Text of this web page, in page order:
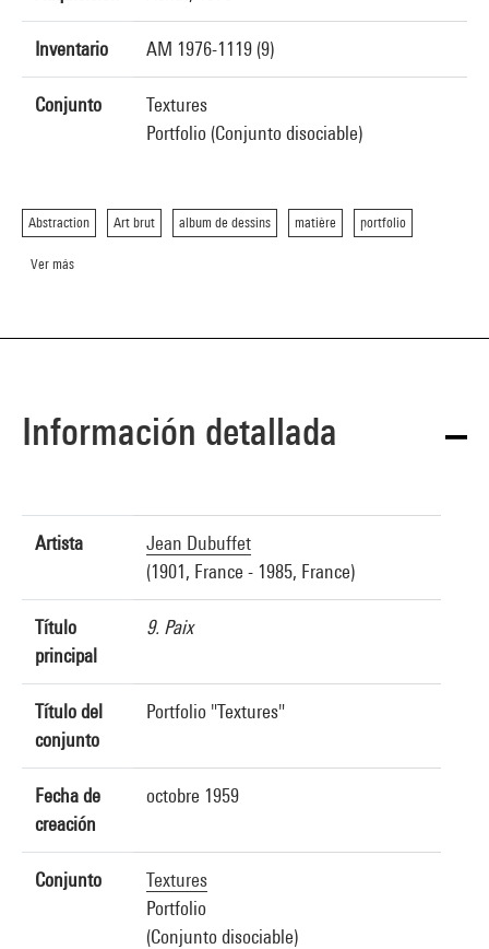
Inventario AM 1976-1119 (9)
Conjunto
Textures
Portfolio (Conjunto disociable)
Abstraction Art brut album de dessins matière portfolio
Ver más
Información detallada
Artista
Jean Dubuffet
(1901, France - 1985, France)
Título
principal
9. Paix
Título del
conjunto
Portfolio "Textures"
Fecha de
creación
octobre 1959
Conjunto
Textures
Portfolio
(Conjunto disociable)